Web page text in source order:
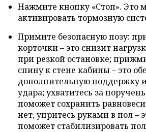
Нажмите кнопку «Стоп». Это
активировать тормозную
Примите безопасную позу:
корточки – это снизит
при резкой остановке;
спину к стене кабины – это
дополнительную поддержку
удара; ухватитесь за
поможет сохранить
нет, упритесь руками в пол –
поможет стабилизировать